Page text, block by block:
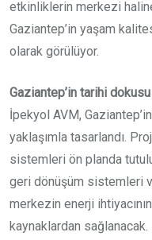
etkinliklerin merkezi
Gaziantep’in yaşam
olarak görülüyor.
Gaziantep’in tarihi
İpekyol AVM,
yaklaşımla tasarlandı.
sistemleri ön planda
geri dönüşüm sistemleri
merkezin enerji
kaynaklardan sağlanacak.